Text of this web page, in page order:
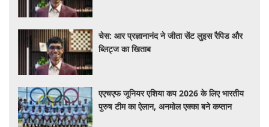
चेस: आर प्रज्ञानानंद ने जीता सेंट लुइस रैपिड और
ब्लिट्ज का खिताब
एएचएफ जूनियर एशिया कप 2026 के लिए भारतीय
पुरुष टीम का ऐलान, अनमोल एक्का बने कप्तान